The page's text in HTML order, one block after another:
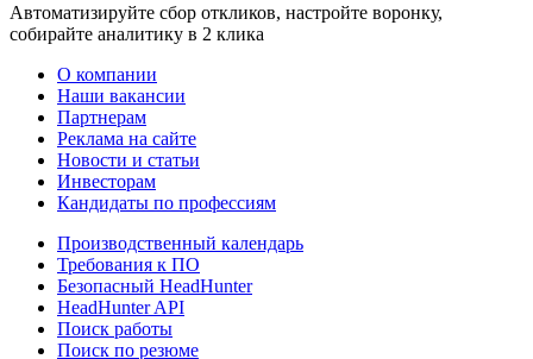
Автоматизируйте сбор откликов, настройте воронку,
собирайте аналитику в 2 клика
О компании
Наши вакансии
Партнерам
Реклама на сайте
Новости и статьи
Инвесторам
Кандидаты по профессиям
Производственный календарь
Требования к ПО
Безопасный HeadHunter
HeadHunter API
Поиск работы
Поиск по резюме